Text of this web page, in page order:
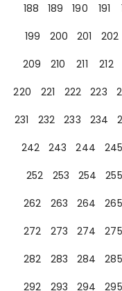
188
189 190 191
199
200 201 202
209
210 211 212
220
221 222 223
231
232 233 234
242
243 244 245
252
253 254 255
262
263 264 265
272
273 274 275
282
283 284 285
292
293 294 295